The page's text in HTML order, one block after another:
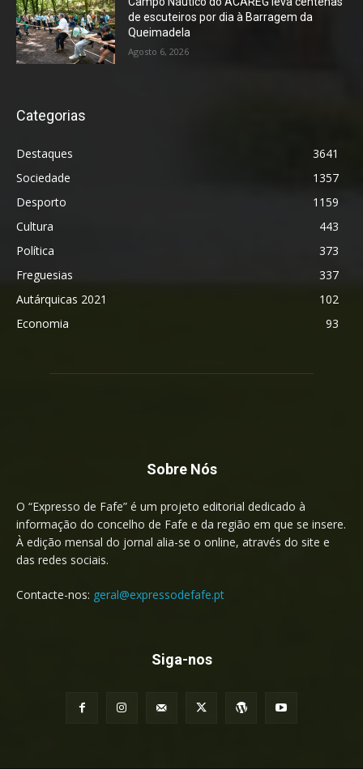
de escuteiros por dia à Barragem da
Queimadela
Agosto 6, 2026
Categorias
Destaques
3641
Sociedade
1357
Desporto
1159
Cultura
443
Política
373
Freguesias
337
Autárquicas 2021
102
Economia
93
Sobre Nós
O “Expresso de Fafe” é um projeto editorial dedicado à
informação do concelho de Fafe e da região em que se insere.
À edição mensal do jornal alia-se o online, através do site e
das redes sociais.
Contacte-nos: geral@expressodefafe.pt
Siga-nos